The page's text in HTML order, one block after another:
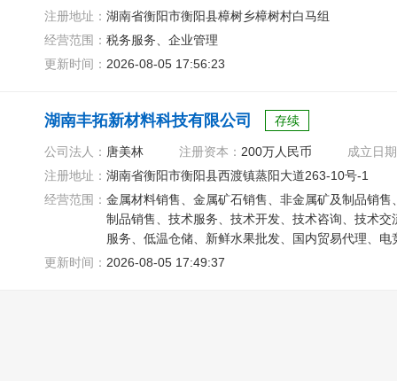
注册地址： 湖南省衡阳市衡阳县樟树乡樟树村白马组
经营范围： 税务服务、企业管理
更新时间： 2026-08-05 17:56:23
湖南丰拓新材料科技有限公司 存续
公司法人： 唐美林 注册资本： 200万人民币
成立日
注册地址： 湖南省衡阳市衡阳县西渡镇蒸阳大道263-10号-1
经营范围： 金属材料销售、金属矿石销售、非金属矿及制品销
制品销售、技术服务、技术开发、技术咨询、技术
服务、低温仓储、新鲜水果批发、国内贸易代理、电
更新时间： 2026-08-05 17:49:37